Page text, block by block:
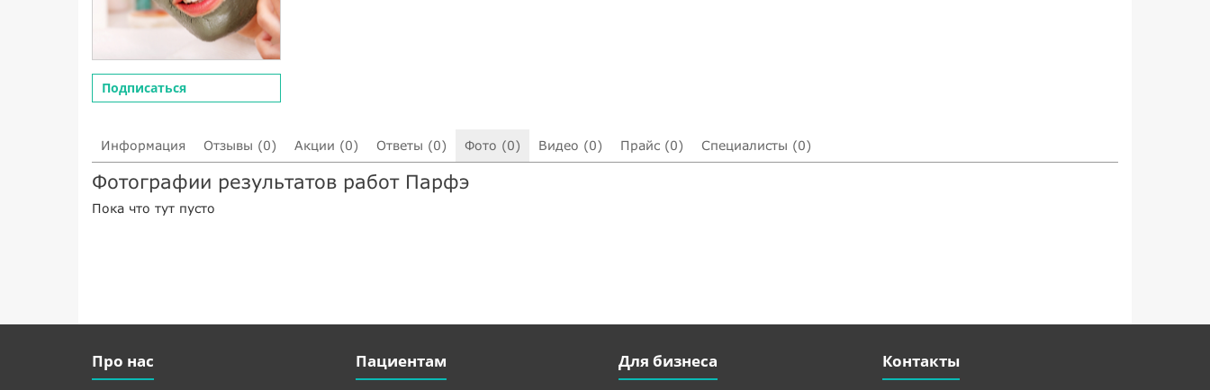
Подписаться
Информация Отзывы (0) Акции (0) Ответы (0) Фото (0) Видео (0) Прайс (0) Специалисты (0)
Фотографии результатов работ Парфэ
Пока что тут пусто
Про нас Пациентам Для бизнеса Контакты